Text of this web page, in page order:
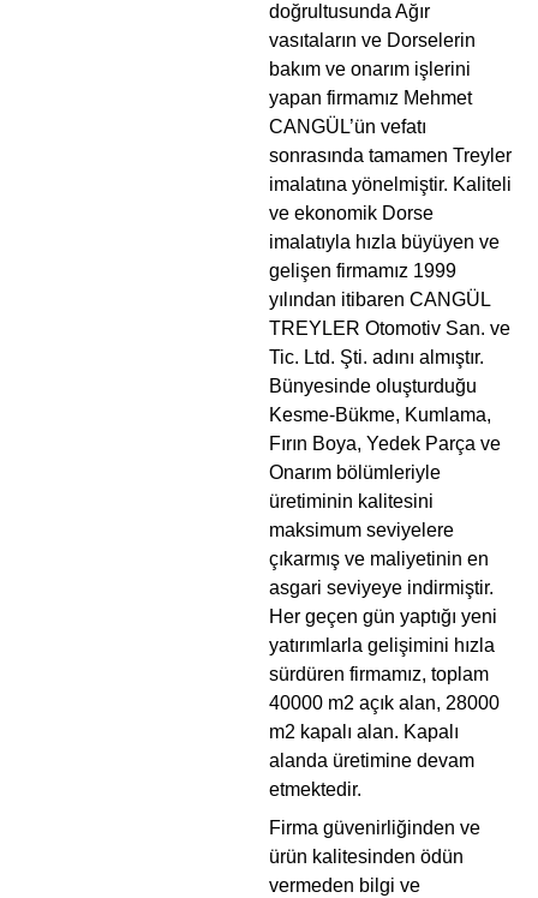
doğrultusunda Ağır
vasıtaların ve Dorselerin
bakım ve onarım işlerini
yapan firmamız Mehmet
CANGÜL’ün vefatı
sonrasında tamamen Treyler
imalatına yönelmiştir. Kaliteli
ve ekonomik Dorse
imalatıyla hızla büyüyen ve
gelişen firmamız 1999
yılından itibaren CANGÜL
TREYLER Otomotiv San. ve
Tic. Ltd. Şti. adını almıştır.
Bünyesinde oluşturduğu
Kesme-Bükme, Kumlama,
Fırın Boya, Yedek Parça ve
Onarım bölümleriyle
üretiminin kalitesini
maksimum seviyelere
çıkarmış ve maliyetinin en
asgari seviyeye indirmiştir.
Her geçen gün yaptığı yeni
yatırımlarla gelişimini hızla
sürdüren firmamız, toplam
40000 m2 açık alan, 28000
m2 kapalı alan. Kapalı
alanda üretimine devam
etmektedir.
Firma güvenirliğinden ve
ürün kalitesinden ödün
vermeden bilgi ve